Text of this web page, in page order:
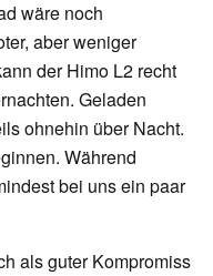
wäre noch
aber weniger
der Himo L2 recht
Geladen
ohnehin über Nacht.
Während
bei uns ein paar
als guter Kompromiss